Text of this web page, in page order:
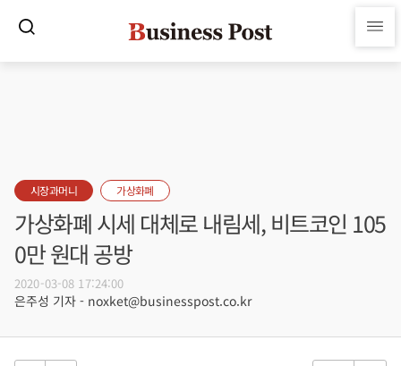
시장과머니 가상화폐
가상화폐 시세 대체로 내림세, 비트코인 105
0만 원대 공방
2020-03-08 17:24:00
은주성 기자 - noxket@businesspost.co.kr